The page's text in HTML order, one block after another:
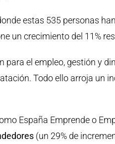
estas 535 personas
un crecimiento del 11%
para el empleo, gestión y
Todo ello arroja un
España Emprende o
(un 29% de